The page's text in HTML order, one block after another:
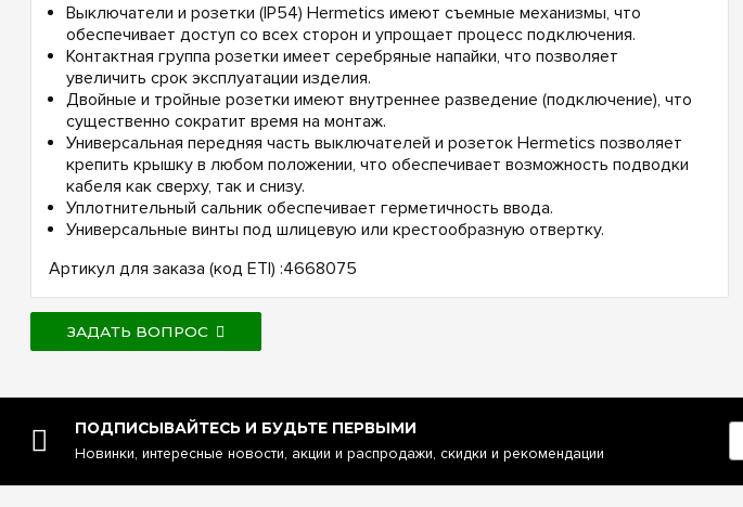
Выключатели и розетки (IP54) Hermetics имеют съемные механизмы, что
обеспечивает доступ со всех сторон и упрощает процесс подключения.
Контактная группа розетки имеет серебряные напайки, что позволяет
увеличить срок эксплуатации изделия.
Двойные и тройные розетки имеют внутреннее разведение (подключение), что
существенно сократит время на монтаж.
Универсальная передняя часть выключателей и розеток Hermetics позволяет
крепить крышку в любом положении, что обеспечивает возможность подводки
кабеля как сверху, так и снизу.
Уплотнительный сальник обеспечивает герметичность ввода.
Универсальные винты под шлицевую или крестообразную отвертку.
Артикул для заказа (код ETI) :4668075
ЗАДАТЬ ВОПРОС
ПОДПИСЫВАЙТЕСЬ И БУДЬТЕ ПЕРВЫМИ
Новинки, интересные новости, акции и распродажи, скидки и рекомендации